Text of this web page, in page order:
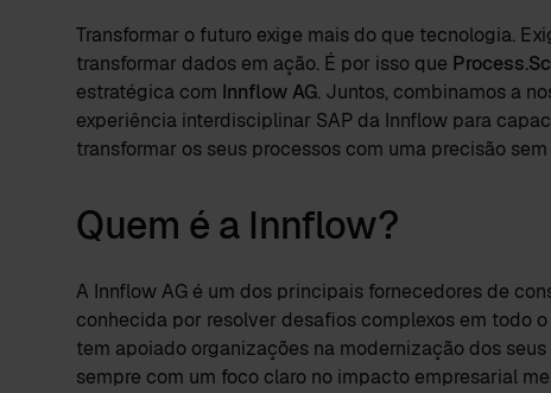
Transformar o futuro exige mais do que tecnologia.
transformar dados em ação. É por isso que
estratégica com Innflow AG. Juntos, combinamos a
experiência interdisciplinar SAP da Innflow para
transformar os seus processos com uma precisão
Quem é a Innflow?
A Innflow AG é um dos principais fornecedores de
conhecida por resolver desafios complexos em todo
tem apoiado organizações na modernização dos
sempre com um foco claro no impacto empresarial